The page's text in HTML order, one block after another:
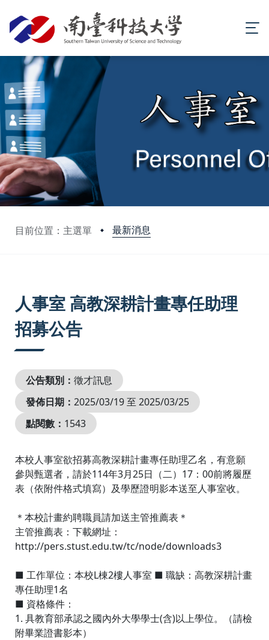
目前位置：主選單 最新消息
人事室 高教深耕計畫專任助理
招募公告
公告類別： 徵才訊息
發佈日期： 2025/03/19 至 2025/03/25
點閱數： 1543
本校人事室欲招募高教深耕計畫專任助理乙名，有意願
參與甄選者，請於114年3月25日（二）17：00前將履歷
表（依附件格式填寫）及學歷證明影本送至人事室收。
＊本校計畫約聘職員請加送主管推薦表＊
主管推薦表：下載網址：
http://pers.stust.edu.tw/tc/node/downloads3
■ 工作單位：本校L棟2樓人事室 ■ 職缺：高教深耕計畫
專任助理1名
■ 資格條件：
1. 具教育部承認之國內外大學學士(含)以上學位。（請檢
附畢業證書影本）